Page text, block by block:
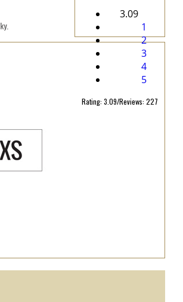
3.09
1
2
3
4
5
Rating: 3.09/Reviews: 227